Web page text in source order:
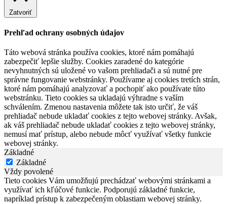
Zatvoriť
Prehľad ochrany osobných údajov
Táto webová stránka používa cookies, ktoré nám pomáhajú
zabezpečiť lepšie služby. Cookies zaradené do kategórie
nevyhnutných sú uložené vo vašom prehliadači a sú nutné pre
správne fungovanie webstránky. Používame aj cookies tretích strán,
ktoré nám pomáhajú analyzovať a pochopiť ako používate túto
webstránku. Tieto cookies sa ukladajú výhradne s vaším
schválením. Zmenou nastavenia môžete tak isto určiť, že váš
prehliadač nebude ukladať cookies z tejto webovej stránky. Avšak,
ak váš prehliadač nebude ukladať cookies z tejto webovej stránky,
nemusí mať prístup, alebo nebude môcť využívať všetky funkcie
webovej stránky.
Základné
Základné
Vždy povolené
Tieto cookies Vám umožňujú prechádzať webovými stránkami a
využívať ich kľúčové funkcie. Podporujú základné funkcie,
napríklad prístup k zabezpečeným oblastiam webovej stránky.